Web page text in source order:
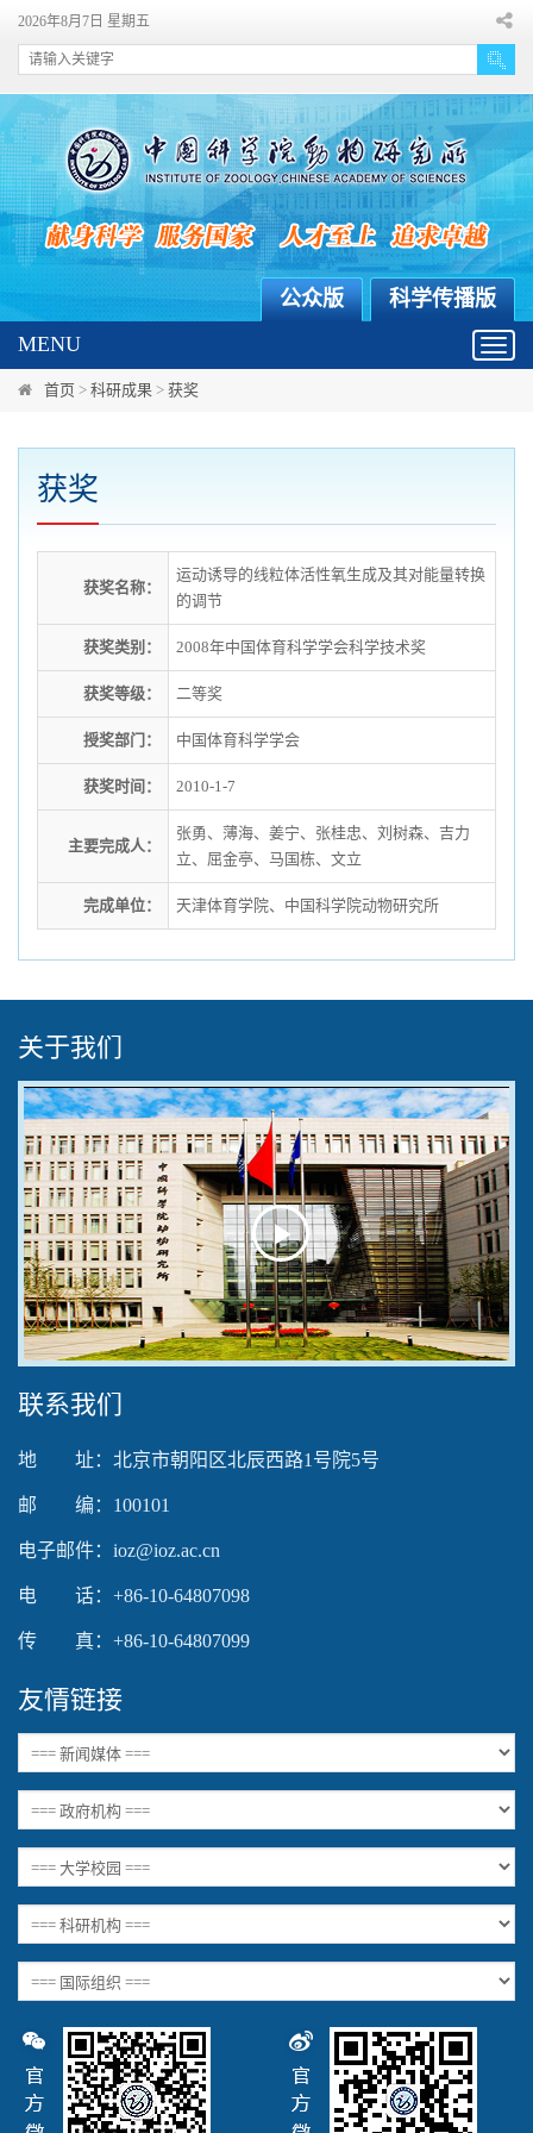
2026年8月7日 星期五
科学传播版
公众版
MENU
首页 > 科研成果 > 获奖
获奖
获奖名称：
运动诱导的线粒体活性氧生成及其对能量转换
的调节
获奖类别： 2008年中国体育科学学会科学技术奖
获奖等级： 二等奖
授奖部门： 中国体育科学学会
获奖时间： 2010-1-7
主要完成人：
张勇、薄海、姜宁、张桂忠、刘树森、吉力
立、屈金亭、马国栋、文立
完成单位： 天津体育学院、中国科学院动物研究所
关于我们
Play
Video
联系我们
地 址：北京市朝阳区北辰西路1号院5号
邮 编：100101
电子邮件：ioz@ioz.ac.cn
电 话：+86-10-64807098
传 真：+86-10-64807099
友情链接